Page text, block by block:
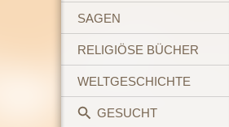
SAGEN
RELIGIÖSE BÜCHER
WELTGESCHICHTE
GESUCHT